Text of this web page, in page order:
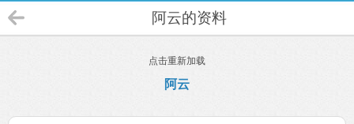
阿云的资料
点击重新加载
阿云